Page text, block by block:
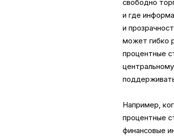
свободно
и где
и
может гибко
процентные
Например,
процентные
финансовые